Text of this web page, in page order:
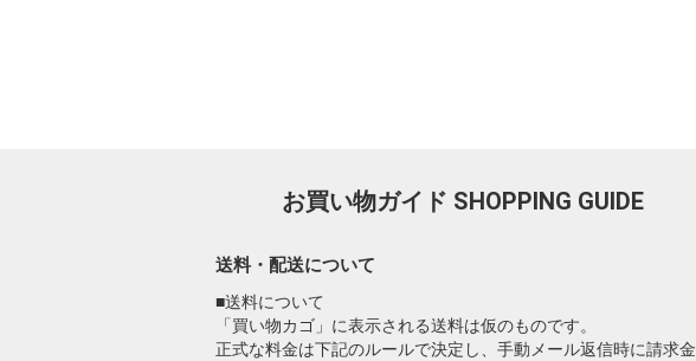
お買い物ガイド SHOPPING GUIDE
送料・配送について
■送料について
「買い物カゴ」に表示される送料は仮のものです。
正式な料金は下記のルールで決定し、手動メール返信時に請求金